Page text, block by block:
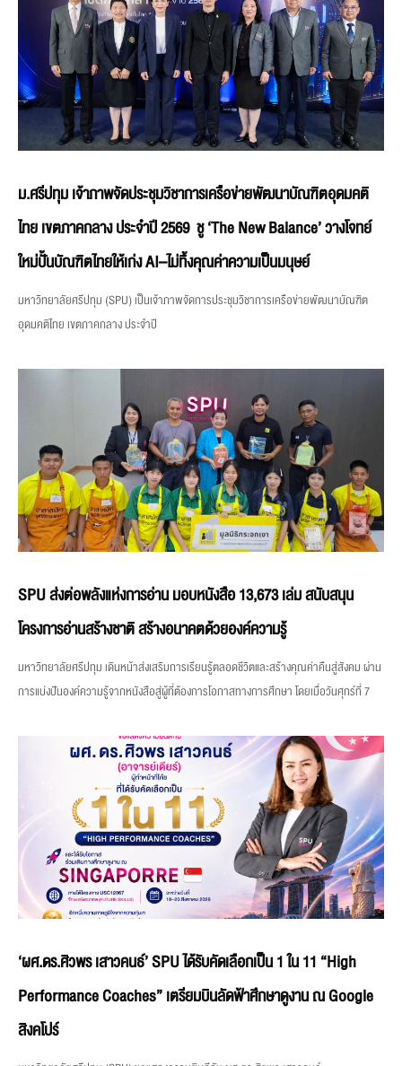
ม.ศรีปทุม เจ้าภาพจัดประชุมวิชาการเครือข่ายพัฒนาบัณฑิตอุดมคติ
ไทย เขตภาคกลาง ประจำปี 2569 ชู ‘The New Balance’ วางโจทย์
ใหม่ปั้นบัณฑิตไทยให้เก่ง AI–ไม่ทิ้งคุณค่าความเป็นมนุษย์
มหาวิทยาลัยศรีปทุม (SPU) เป็นเจ้าภาพจัดการประชุมวิชาการเครือข่ายพัฒนาบัณฑิต
อุดมคติไทย เขตภาคกลาง ประจำปี
SPU ส่งต่อพลังแห่งการอ่าน มอบหนังสือ 13,673 เล่ม สนับสนุน
โครงการอ่านสร้างชาติ สร้างอนาคตด้วยองค์ความรู้
มหาวิทยาลัยศรีปทุม เดินหน้าส่งเสริมการเรียนรู้ตลอดชีวิตและสร้างคุณค่าคืนสู่สังคม ผ่าน
การแบ่งปันองค์ความรู้จากหนังสือสู่ผู้ที่ต้องการโอกาสทางการศึกษา โดยเมื่อวันศุกร์ที่ 7
‘ผศ.ดร.ศิวพร เสาวคนธ์’ SPU ได้รับคัดเลือกเป็น 1 ใน 11 “High
Performance Coaches” เตรียมบินลัดฟ้าศึกษาดูงาน ณ Google
สิงคโปร์